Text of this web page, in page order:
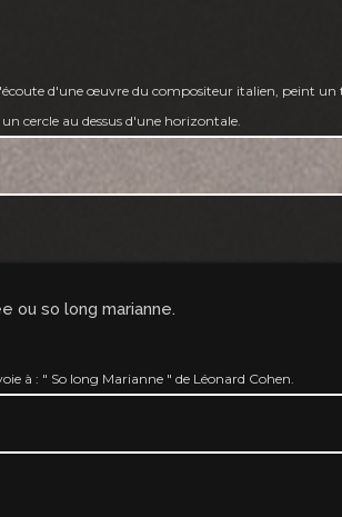
d'une œuvre du compositeur italien, peint un
cercle au dessus d'une horizontale.
ou so long marianne.
à : " So long Marianne " de Léonard Cohen.